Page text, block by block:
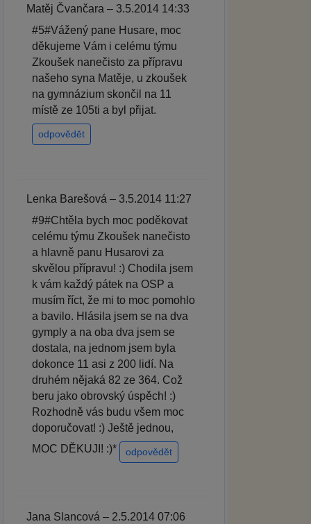
Matěj Čvančara – 3.5.2014 14:33
#5#Vážený pane Husare, moc
děkujeme Vám i celému týmu
Zkoušek nanečisto za přípravu
našeho syna Matěje, u zkoušek
na gymnázium skončil na 11
místě ze 105ti a byl přijat.
odpovědět
Lenka Barešová – 3.5.2014 11:27
#9#Chtěla bych moc poděkovat
celému týmu Zkoušek nanečisto
a hlavně panu Husarovi za
skvělou přípravu! :) Chodila jsem
k vám každý pátek na OSP a
musím říct, že mi to moc pomohlo
a bavilo. Hlásila jsem se na dva
gymply a na oba dva jsem se
dostala, na jednom jsem byla
dokonce 11 asi z 200 lidí. Na
druhém nějaká 82 ze 364. Což
beru jako obrovský úspěch! :)
Rozhodně vás budu všem moc
doporučovat! :) Ještě jednou,
MOC DĚKUJI! :)*
odpovědět
Jana Slancová – 2.5.2014 07:06